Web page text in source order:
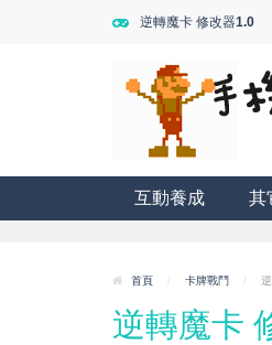
逆轉魔卡 修改器1.0
互動養成 其
首頁 / 卡牌戰鬥 /
逆轉魔卡